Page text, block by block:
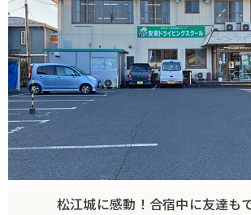
松江城に感動！合宿中に友達も